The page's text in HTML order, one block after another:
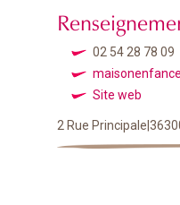
02 54 28 78 09
Site web
2 Rue